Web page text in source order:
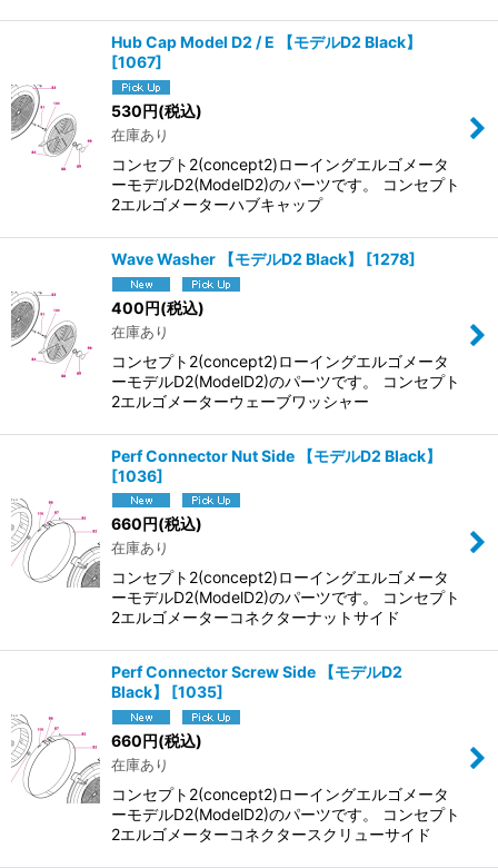
Hub Cap Model D2 / E 【モデルD2 Black】
[1067]
530円(税込)
在庫あり
コンセプト2(concept2)ローイングエルゴメータ
ーモデルD2(ModelD2)のパーツです。 コンセプト
2エルゴメーターハブキャップ
Wave Washer 【モデルD2 Black】 [1278]
400円(税込)
在庫あり
コンセプト2(concept2)ローイングエルゴメータ
ーモデルD2(ModelD2)のパーツです。 コンセプト
2エルゴメーターウェーブワッシャー
Perf Connector Nut Side 【モデルD2 Black】
[1036]
660 円(税込)
在庫あり
コンセプト2(concept2)ローイングエルゴメータ
ーモデルD2(ModelD2)のパーツです。 コンセプト
2エルゴメーターコネクターナットサイド
Perf Connector Screw Side 【モデルD2
Black】
[1035]
660円(税込)
在庫あり
コンセプト2(concept2)ローイングエルゴメータ
ーモデルD2(ModelD2)のパーツです。 コンセプト
2エルゴメーターコネクタースクリューサイド